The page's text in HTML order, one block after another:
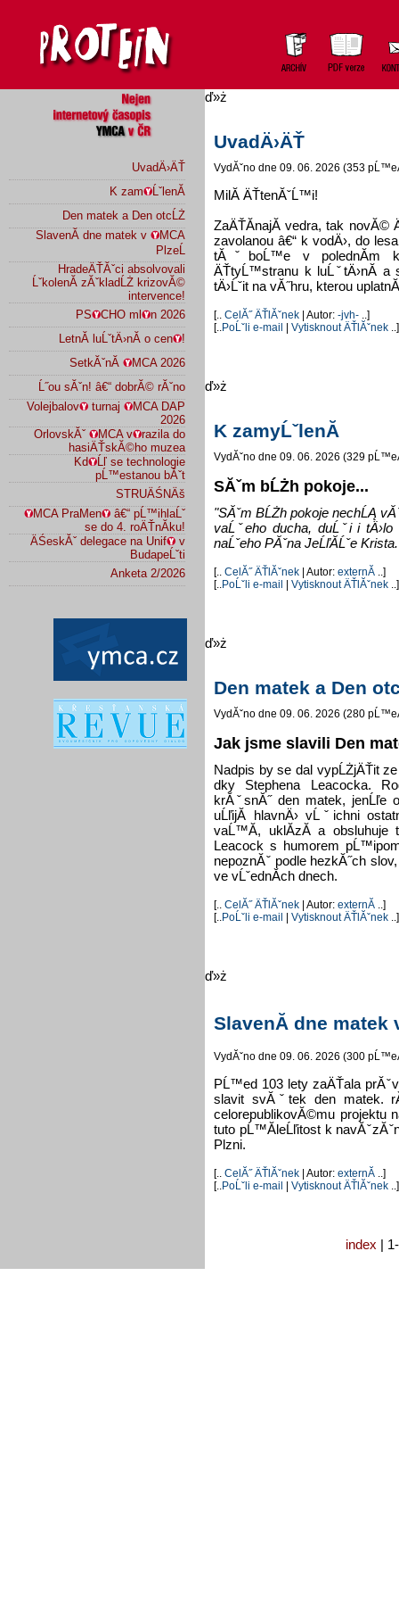
UvadÄ›ÄŤ
K zam
ĹˇlenĂ­
Den matek a Den otcĹŻ
SlavenĂ­ dne matek v
MCA
PlzeĹ
HradeÄŤĂˇci absolvovali
ĹˇkolenĂ­ zĂˇkladĹŻ krizovĂ©
intervence!
PS
CHO ml
n 2026
LetnĂ­ luĹˇtÄ›nĂ­ o cen
!
SetkĂˇnĂ­
MCA 2026
Ĺ˝ou sĂˇn! â€“ dobrĂ© rĂˇno
Volejbalov
turnaj
MCA DAP
2026
OrlovskĂˇ
MCA v
razila do
hasiÄŤskĂ©ho muzea
Kd
Ĺľ se technologie
pĹ™estanou bĂˇt
STRUÄŚNÄš
MCA PraMen
â€“ pĹ™ihlaĹˇ
se do 4. roÄŤnĂ­ku!
ÄŚeskĂˇ delegace na Unif
v
BudapeĹˇti
Anketa 2/2026
ď»ż
UvadÄ›ÄŤ
VydĂˇno dne 09. 06. 2026 (353
MilĂ­ ÄŤtenĂˇĹ™i!
ZaÄŤĂ­najĂ­ vedra, tak novĂ©
zavolanou â€“ k vodÄ›, do
tĂˇboĹ™e v polednĂ­m
ÄŤtyĹ™stranu k luĹˇtÄ›nĂ­ a
tÄ›Ĺˇit na vĂ˝hru, kterou
[.. CelĂ˝ ÄŤlĂˇnek | Autor: -jvh- ..]
[..PoĹˇli e-mail Vytisknout ÄŤlĂˇnek ..]
ď»ż
K zamyĹˇlenĂ­
VydĂˇno dne 09. 06. 2026 (329
SĂˇm bĹŻh pokoje...
"SĂˇm BĹŻh pokoje nechĹĄ
vaĹˇeho ducha, duĹˇi i
naĹˇeho PĂˇna JeĹľĂ­Ĺˇe
[.. CelĂ˝ ÄŤlĂˇnek | Autor: externĂ­ ..]
[..PoĹˇli e-mail Vytisknout ÄŤlĂˇnek ..]
ď»ż
Den matek a Den
VydĂˇno dne 09. 06. 2026 (280
Jak jsme slavili Den
Nadpis by se dal vypĹŻjÄŤit
dky Stephena Leacocka.
krĂˇsnĂ˝ den matek, jenĹľe
uĹľijĂ­ hlavnÄ› vĹˇichni
vaĹ™Ă­, uklĂ­zĂ­ a obsluhuje
Leacock s humorem
nepoznĂˇ podle hezkĂ˝ch
ve vĹˇednĂ­ch dnech.
[.. CelĂ˝ ÄŤlĂˇnek | Autor: externĂ­ ..]
[..PoĹˇli e-mail Vytisknout ÄŤlĂˇnek ..]
ď»ż
SlavenĂ­ dne matek
VydĂˇno dne 09. 06. 2026 (300
PĹ™ed 103 lety zaÄŤala
slavit svĂˇtek den matek.
celorepublikovĂ©mu projektu
tuto pĹ™Ă­leĹľitost k
Plzni.
[.. CelĂ˝ ÄŤlĂˇnek | Autor: externĂ­ ..]
[..PoĹˇli e-mail Vytisknout ÄŤlĂˇnek ..]
index |